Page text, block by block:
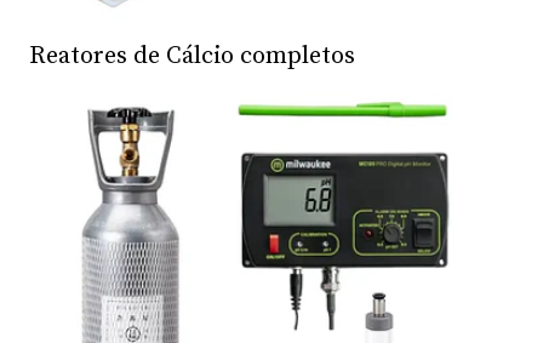
Reatores de Cálcio completos